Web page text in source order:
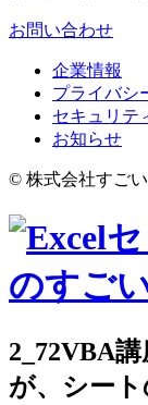
お問い合わせ
企業情報
プライバシ
セキュリテ
お知らせ
© 株式会社すごい
2_72VBA講
が、シー